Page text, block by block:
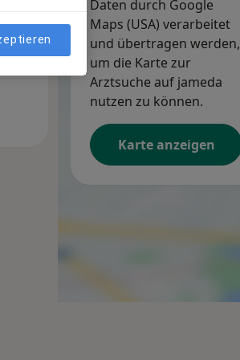
Daten durch Google
Maps (USA) verarbeitet
und übertragen werden,
um die Karte zur
Arztsuche auf jameda
nutzen zu können.
Karte anzeigen